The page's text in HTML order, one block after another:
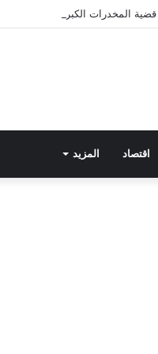
قضية المخدرات الكبرى.. من هي
اقتصاد المزيد